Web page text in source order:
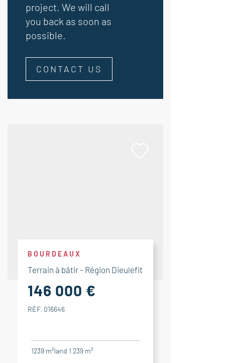
project. We will call
you back as soon as
possible.
CONTACT US
BOURDEAUX
Terrain à bâtir - Région Dieulefit
146 000 €
RÉF. 016646
1239 m²land 1 239 m²